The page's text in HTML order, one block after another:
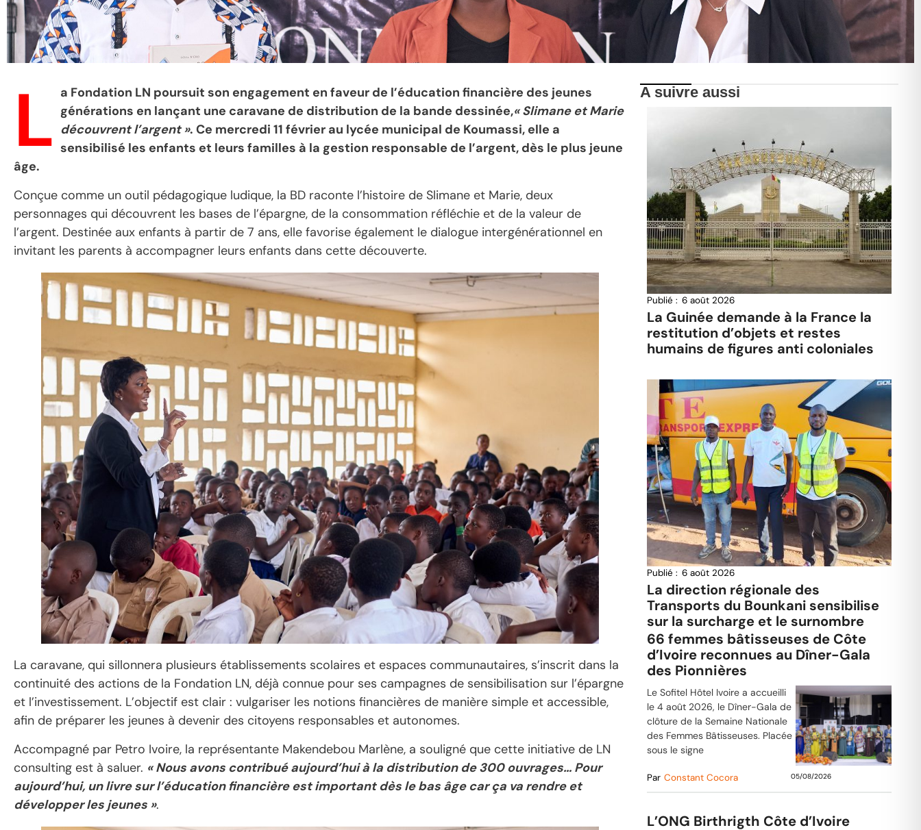
L a Fondation LN poursuit son engagement en faveur de l’éducation financière des jeunes
générations en lançant une caravane de distribution de la bande dessinée,« Slimane et Marie
découvrent l’argent ». Ce mercredi 11 février au lycée municipal de Koumassi, elle a
sensibilisé les enfants et leurs familles à la gestion responsable de l’argent, dès le plus jeune
âge.
Conçue comme un outil pédagogique ludique, la BD raconte l’histoire de Slimane et Marie, deux
personnages qui découvrent les bases de l’épargne, de la consommation réfléchie et de la valeur de
l’argent. Destinée aux enfants à partir de 7 ans, elle favorise également le dialogue intergénérationnel en
invitant les parents à accompagner leurs enfants dans cette découverte.
La caravane, qui sillonnera plusieurs établissements scolaires et espaces communautaires, s’inscrit dans la
continuité des actions de la Fondation LN, déjà connue pour ses campagnes de sensibilisation sur l’épargne
et l’investissement. L’objectif est clair : vulgariser les notions financières de manière simple et accessible,
afin de préparer les jeunes à devenir des citoyens responsables et autonomes.
Accompagné par Petro Ivoire, la représentante Makendebou Marlène, a souligné que cette initiative de LN
consulting est à saluer. « Nous avons contribué aujourd’hui à la distribution de 300 ouvrages… Pour
aujourd’hui, un livre sur l’éducation financière est important dès le bas âge car ça va rendre et
développer les jeunes ».
A suivre aussi
Publié : 6 août 2026
La Guinée demande à la France la
restitution d’objets et restes
humains de figures anti coloniales
Publié : 6 août 2026
La direction régionale des
Transports du Bounkani sensibilise
sur la surcharge et le surnombre
66 femmes bâtisseuses de Côte
d’Ivoire reconnues au Dîner-Gala
des Pionnières
Le Sofitel Hôtel Ivoire a accueilli
le 4 août 2026, le Dîner-Gala de
clôture de la Semaine Nationale
des Femmes Bâtisseuses. Placée
sous le signe
Par Constant Cocora 05/08/2026
L’ONG Birthrigth Côte d’Ivoire